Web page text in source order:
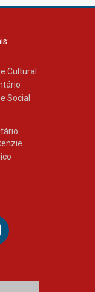
Cultural
Social